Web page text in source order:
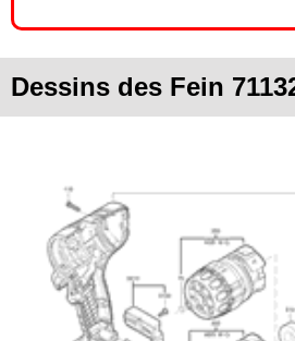
Dessins des Fein